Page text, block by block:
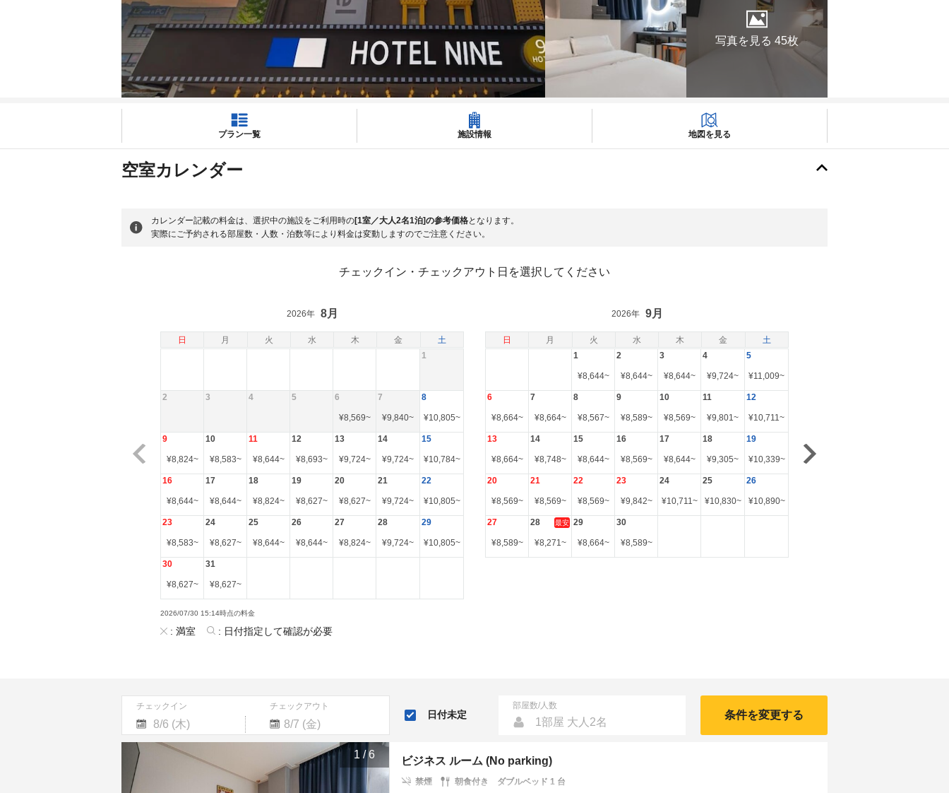
写真を見る 45枚
プラン一覧 施設情報 地図を見る
空室カレンダー
カレンダー記載の料金は、選択中の施設をご利用時の[1室／大人2名1泊]の参考価格となります。
実際にご予約される部屋数・人数・泊数等により料金は変動しますのでご注意ください。
チェックイン・チェックアウト日を選択してください
日 月 火 水 木 金 土 日 月 火 水 木 金 土
2026年 8月
1
2 3 4 5 6
¥8,569~
7
¥9,840~
8
¥10,805~
9
¥8,824~
10
¥8,583~
11
¥8,644~
12
¥8,693~
13
¥9,724~
14
¥9,724~
15
¥10,784~
16
¥8,644~
17
¥8,644~
18
¥8,824~
19
¥8,627~
20
¥8,627~
21
¥9,724~
22
¥10,805~
23
¥8,583~
24
¥8,627~
25
¥8,644~
26
¥8,644~
27
¥8,824~
28
¥9,724~
29
¥10,805~
30
¥8,627~
31
¥8,627~
2026年 9月
1
¥8,644~
2
¥8,644~
3
¥8,644~
4
¥9,724~
5
¥11,009~
6
¥8,664~
7
¥8,664~
8
¥8,567~
9
¥8,589~
10
¥8,569~
11
¥9,801~
12
¥10,711~
13
¥8,664~
14
¥8,748~
15
¥8,644~
16
¥8,569~
17
¥8,644~
18
¥9,305~
19
¥10,339~
20
¥8,569~
21
¥8,569~
22
¥8,569~
23
¥9,842~
24
¥10,711~
25
¥10,830~
26
¥10,890~
27
¥8,589~
28 最安
¥8,271~
29
¥8,664~
30
¥8,589~
2026/07/30 15:14時点の料金
: 満室 : 日付指定して確認が必要
チェックイン チェックアウト
Navigate
forward
to
Navigate
backward
interact
日付未定
部屋数/人数
1部屋 大人2名
条件を変更する
1 /6
ビジネス ルーム (No parking)
禁煙 朝食付き
ダブルベッド 1 台